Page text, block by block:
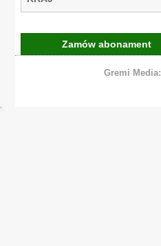
Zamów abonament
Gremi Media: